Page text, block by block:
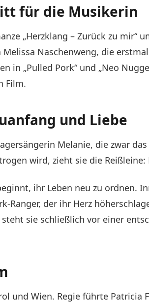
für die Musikerin
„Herzklang – Zurück zu mir“
Naschenweng, die
in „Pulled Pork“ und „Neo
Film.
und Liebe
Melanie, die zwar
wird, zieht sie die
ihr Leben neu zu ordnen.
der ihr Herz
sie schließlich vor einer
und Wien. Regie führte Patricia